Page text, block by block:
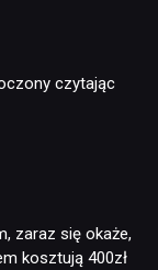
czytając
zaraz się okaże,
kosztują 400zł